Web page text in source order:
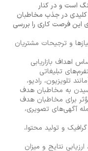
است و در کنار
کلیدی در جذب مخاطبان
این فرصت کاری را بررسی
و ترجیحات مشتریان
اهداف بازاریابی
تبلیغاتی
تلویزیون، رادیو،
به مخاطبان هدف
برای مخاطبان هدف
آگهی‌های تصویری،
و تولید محتوا،
نتایج و میزان